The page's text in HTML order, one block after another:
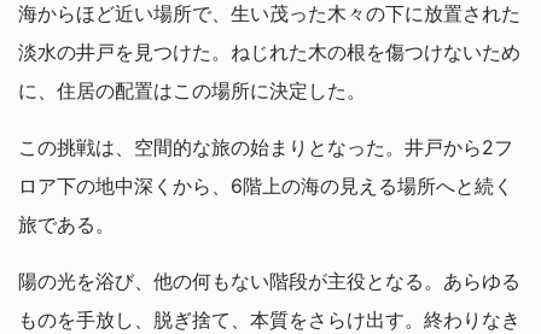
海からほど近い場所で、生い茂った木々の下に放置された
淡水の井戸を見つけた。ねじれた木の根を傷つけないため
に、住居の配置はこの場所に決定した。
この挑戦は、空間的な旅の始まりとなった。井戸から2フ
ロア下の地中深くから、6階上の海の見える場所へと続く
旅である。
陽の光を浴び、他の何もない階段が主役となる。あらゆる
ものを手放し、脱ぎ捨て、本質をさらけ出す。終わりなき